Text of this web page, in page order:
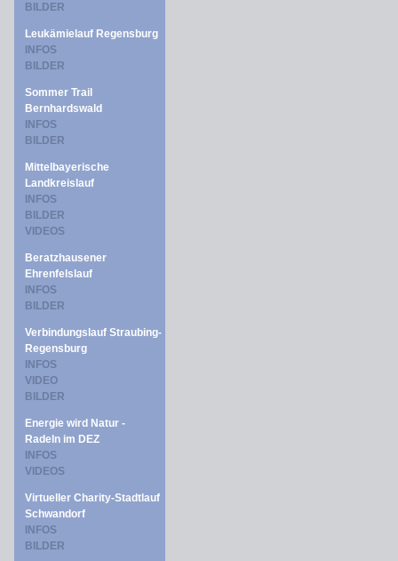
BILDER
Leukämielauf Regensburg
INFOS
BILDER
Sommer Trail
Bernhardswald
INFOS
BILDER
Mittelbayerische
Landkreislauf
INFOS
BILDER
VIDEOS
Beratzhausener
Ehrenfelslauf
INFOS
BILDER
Verbindungslauf Straubing-
Regensburg
INFOS
VIDEO
BILDER
Energie wird Natur -
Radeln im DEZ
INFOS
VIDEOS
Virtueller Charity-Stadtlauf
Schwandorf
INFOS
BILDER